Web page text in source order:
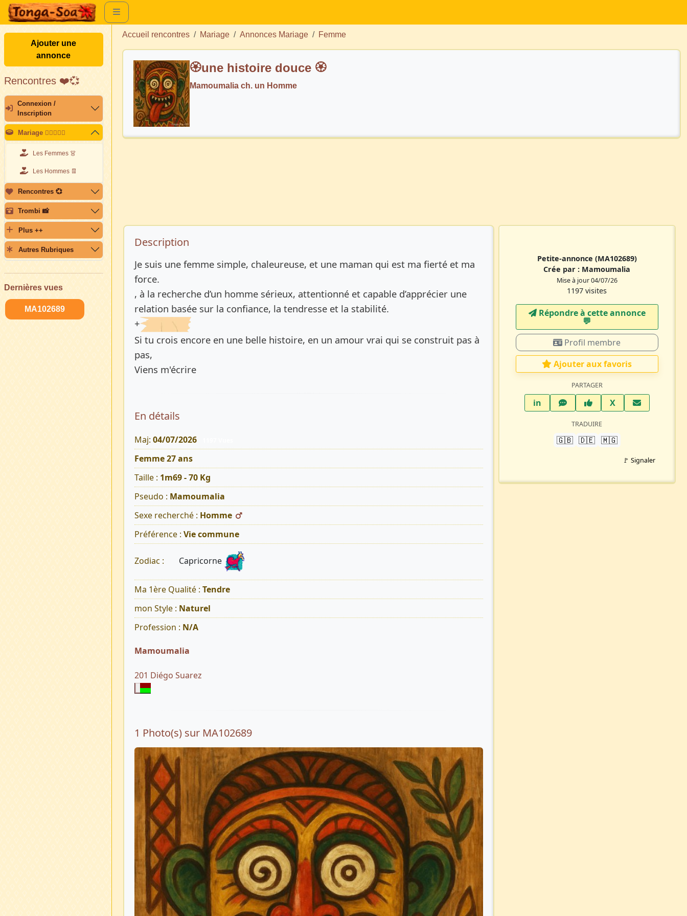
Ajouter une
annonce
Rencontres ❤️💞
Connexion /
Inscription
Mariage 👩🏽‍❤️‍👨🏽
Les Femmes 👗
Les Hommes 👖
Rencontres 💞
Trombi 📸
Plus ++
Autres Rubriques
Dernières vues
MA102689
Accueil rencontres Mariage Annonces Mariage Femme
🏵️une histoire douce 🏵️
Mamoumalia ch. un Homme
Description de l’annonce
Description
Je suis une femme simple, chaleureuse, et une maman qui est ma fierté et ma
force.
, à la recherche d’un homme sérieux, attentionné et capable d’apprécier une
relation basée sur la confiance, la tendresse et la stabilité.
+
Si tu crois encore en une belle histoire, en un amour vrai qui se construit pas à
pas,
Viens m'écrire
En détails
Maj: 04/07/2026
Femme 27 ans
Taille : 1m69 - 70 Kg
Pseudo : Mamoumalia
Sexe recherché : Homme
Préférence : Vie commune
Zodiac : Capricorne
Ma 1ère Qualité : Tendre
mon Style : Naturel
Profession : N/A
Mamoumalia
201 Diégo Suarez
1 Photo(s) sur MA102689
Petite-annonce (MA102689)
Crée par : Mamoumalia
Mise à jour 04/07/26
1197 visites
Répondre à cette annonce
💬​
Profil membre
Ajouter aux favoris
PARTAGER
inLinkedInWhatsAppFacebook
XTwitter X
TRADUIRE
🇬🇧 🇩🇪 🇲🇬
🚩 Signaler